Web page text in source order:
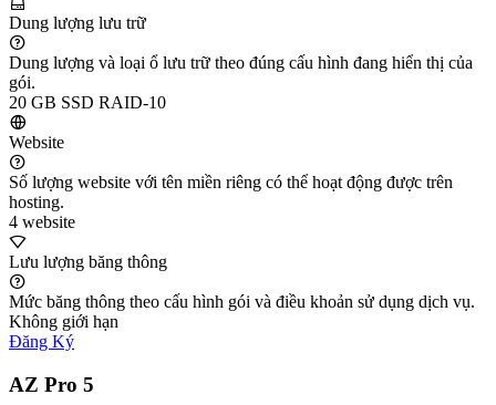
Dung lượng lưu trữ
Dung lượng và loại ổ lưu trữ theo đúng cấu hình đang hiển thị của
gói.
20 GB SSD RAID-10
Website
Số lượng website với tên miền riêng có thể hoạt động được trên
hosting.
4 website
Lưu lượng băng thông
Mức băng thông theo cấu hình gói và điều khoản sử dụng dịch vụ.
Không giới hạn
Đăng Ký
AZ Pro 5